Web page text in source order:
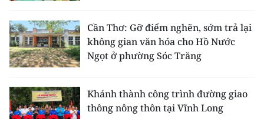
Cần Thơ: Gỡ điểm nghẽn, sớm trả lại
không gian văn hóa cho Hồ Nước
Ngọt ở phường Sóc Trăng
Khánh thành công trình đường giao
thông nông thôn tại Vĩnh Long